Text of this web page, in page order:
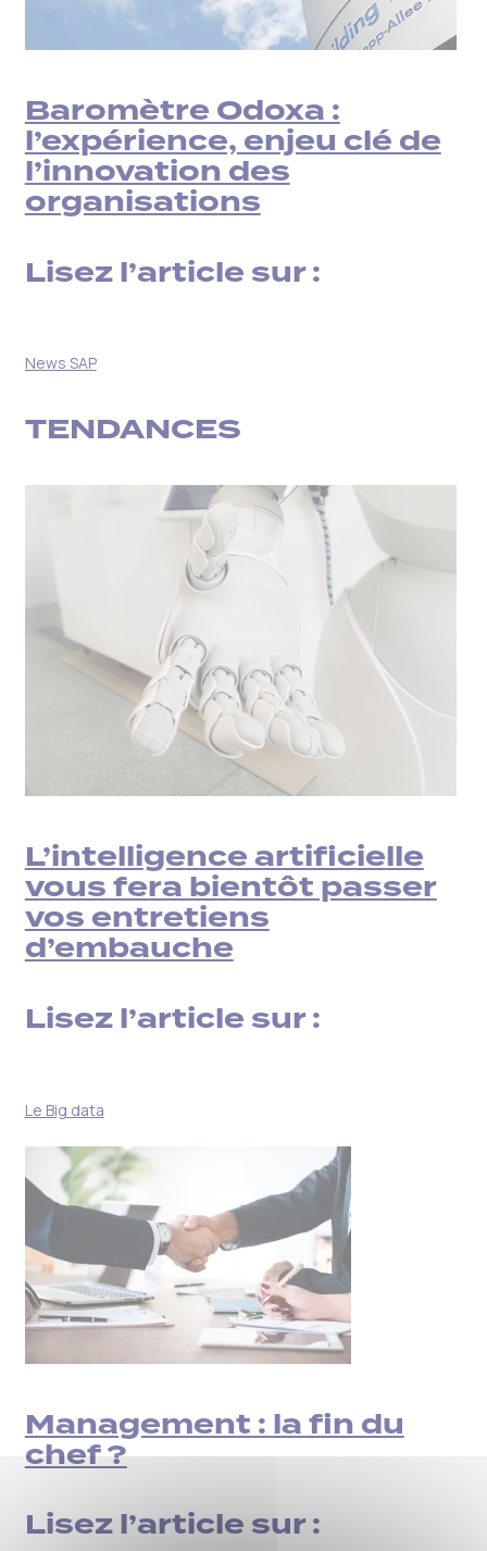
Baromètre Odoxa :
l’expérience, enjeu clé de
l’innovation des
organisations
Lisez l’article sur :
News SAP
TENDANCES
L’intelligence artificielle
vous fera bientôt passer
vos entretiens
d’embauche
Lisez l’article sur :
Le Big data
Management : la fin du
chef ?
Lisez l’article sur :